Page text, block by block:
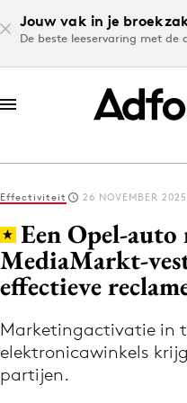
Jouw vak in je
De beste leeservaring met de
Log in
Volg het laatste
Effectiviteit 26 NOVEMBER 2025
Een Opel-
MediaMarkt-
effectieve
Marketingactivatie in
elektronicawinkels
partijen.